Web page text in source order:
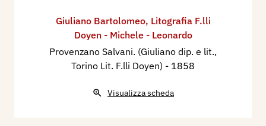
Giuliano Bartolomeo, Litografia F.lli
Doyen - Michele - Leonardo
Provenzano Salvani. (Giuliano dip. e lit.,
Torino Lit. F.lli Doyen) - 1858
Visualizza scheda